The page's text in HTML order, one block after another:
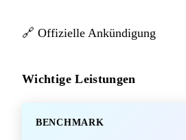
🔗 Offizielle Ankündigung
Wichtige Leistungen
BENCHMARK